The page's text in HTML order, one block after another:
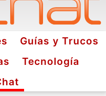
Guías y Trucos
Tecnología